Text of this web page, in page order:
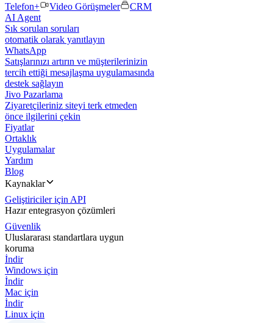
Telefon+
Video Görüşmeler
CRM
AI Agent
Sık sorulan soruları
otomatik olarak yanıtlayın
WhatsApp
Satışlarınızı artırın ve müşterilerinizin
tercih ettiği mesajlaşma uygulamasında
destek sağlayın
Jivo Pazarlama
Ziyaretçileriniz siteyi terk etmeden
önce ilgilerini çekin
Fiyatlar
Ortaklık
Uygulamalar
Yardım
Blog
Kaynaklar
Geliştiriciler için API
Hazır entegrasyon çözümleri
Güvenlik
Uluslararası standartlara uygun
koruma
İndir
Windows için
İndir
Mac için
İndir
Linux için